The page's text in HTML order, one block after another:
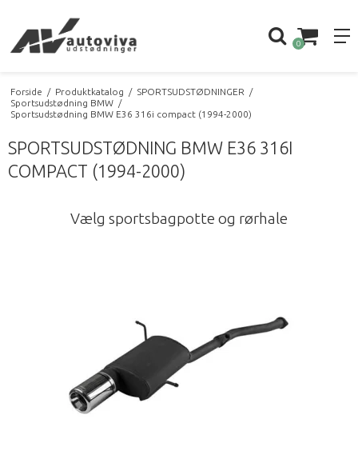
0
Forside / Produktkatalog / SPORTSUDSTØDNINGER
/
Sportsudstødning BMW /
Sportsudstødning BMW E36 316i compact (1994-2000)
SPORTSUDSTØDNING BMW E36 316I
COMPACT (1994-2000)
Vælg sportsbagpotte og rørhale